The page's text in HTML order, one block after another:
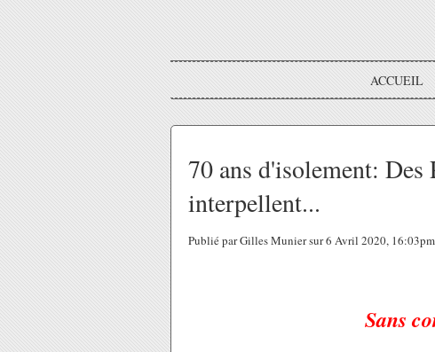
ACCUEIL
70 ans d'isolement: Des
interpellent...
Publié par Gilles Munier sur 6 Avril 2020, 16:03pm
Sans